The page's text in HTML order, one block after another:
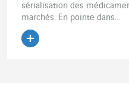
sérialisation des
marchés. En pointe dans...